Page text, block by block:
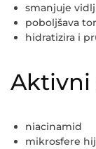
smanjuje
poboljšava
hidratizira i
Aktivni
niacinamid
mikrosfere